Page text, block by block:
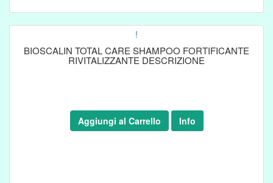
!
BIOSCALIN TOTAL CARE SHAMPOO FORTIFICANTE
RIVITALIZZANTE DESCRIZIONE
Aggiungi al Carrello Info